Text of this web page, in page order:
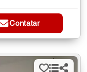
Contatar